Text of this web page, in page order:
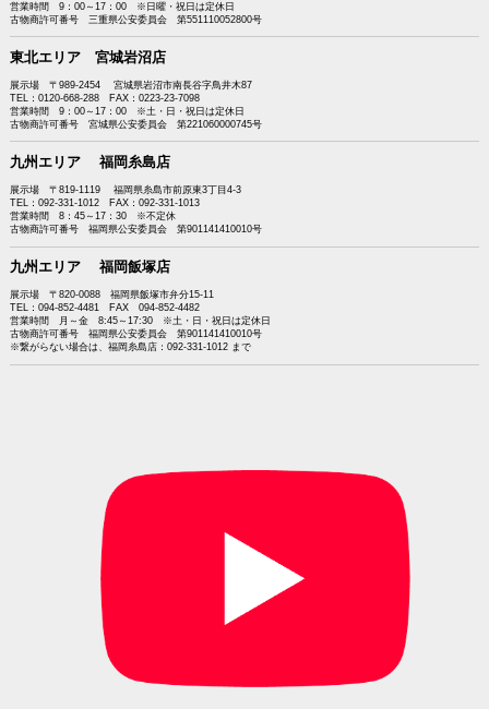
営業時間 9：00～17：00 ※日曜・祝日は定休日
古物商許可番号 三重県公安委員会 第551110052800号
東北エリア 宮城岩沼店
展示場 〒989-2454 宮城県岩沼市南長谷字鳥井木87
TEL：0120-668-288 FAX：0223-23-7098
営業時間 9：00～17：00 ※土・日・祝日は定休日
古物商許可番号 宮城県公安委員会 第221060000745号
九州エリア 福岡糸島店
展示場 〒819-1119 福岡県糸島市前原東3丁目4-3
TEL：092-331-1012 FAX：092-331-1013
営業時間 8：45～17：30 ※不定休
古物商許可番号 福岡県公安委員会 第901141410010号
九州エリア 福岡飯塚店
展示場 〒820-0088 福岡県飯塚市弁分15-11
TEL：094-852-4481 FAX 094-852-4482
営業時間 月～金 8:45～17:30 ※土・日・祝日は定休日
古物商許可番号 福岡県公安委員会 第901141410010号
※繋がらない場合は、福岡糸島店：092-331-1012 まで